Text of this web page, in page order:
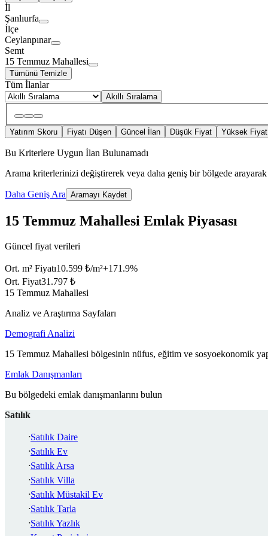
İl
Şanlıurfa
İlçe
Ceylanpınar
Semt
15 Temmuz Mahallesi
Tümünü Temizle
Tüm İlanlar
Akıllı Sıralama
Yatırım Skoru Fiyatı Düşen Güncel İlan Düşük Fiyat Yüksek Fiyat
Bu Kriterlere Uygun İlan Bulunamadı
Arama kriterlerinizi değiştirerek veya daha geniş bir bölgede
Daha Geniş Ara Aramayı Kaydet
15 Temmuz Mahallesi Emlak Piyasası
Güncel fiyat verileri
Ort. m² Fiyatı10.599 ₺/m²+171.9%
Ort. Fiyat31.797 ₺
15 Temmuz Mahallesi
Analiz ve Araştırma Sayfaları
Demografi Analizi
15 Temmuz Mahallesi bölgesinin nüfus, eğitim ve sosyoekonomik
Emlak Danışmanları
Bu bölgedeki emlak danışmanlarını bulun
Satılık
Satılık Daire
Satılık Ev
Satılık Arsa
Satılık Villa
Satılık Müstakil Ev
Satılık Tarla
Satılık Yazlık